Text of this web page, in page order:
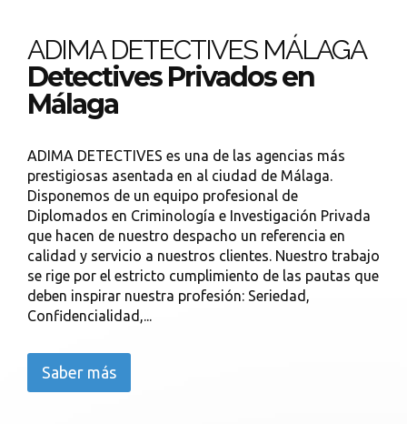
ADIMA DETECTIVES MÁLAGA
Detectives Privados en
Málaga
ADIMA DETECTIVES es una de las agencias más
prestigiosas asentada en al ciudad de Málaga.
Disponemos de un equipo profesional de
Diplomados en Criminología e Investigación Privada
que hacen de nuestro despacho un referencia en
calidad y servicio a nuestros clientes. Nuestro trabajo
se rige por el estricto cumplimiento de las pautas que
deben inspirar nuestra profesión: Seriedad,
Confidencialidad,...
Saber más